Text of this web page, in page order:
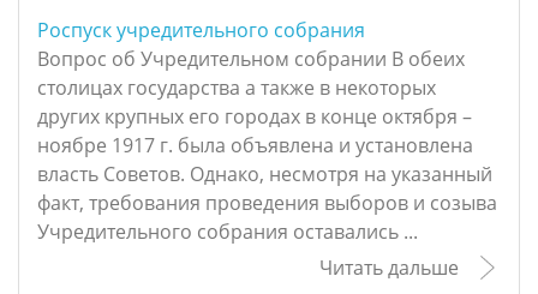
Роспуск учредительного собрания
Вопрос об Учредительном собрании В обеих
столицах государства а также в некоторых
других крупных его городах в конце октября –
ноябре 1917 г. была объявлена и установлена
власть Советов. Однако, несмотря на указанный
факт, требования проведения выборов и созыва
Учредительного собрания оставались ...
Читать дальше